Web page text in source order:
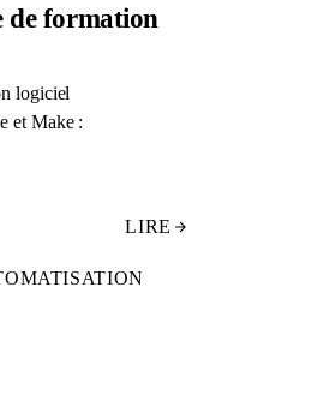
de formation
logiciel
et Make :
LIRE